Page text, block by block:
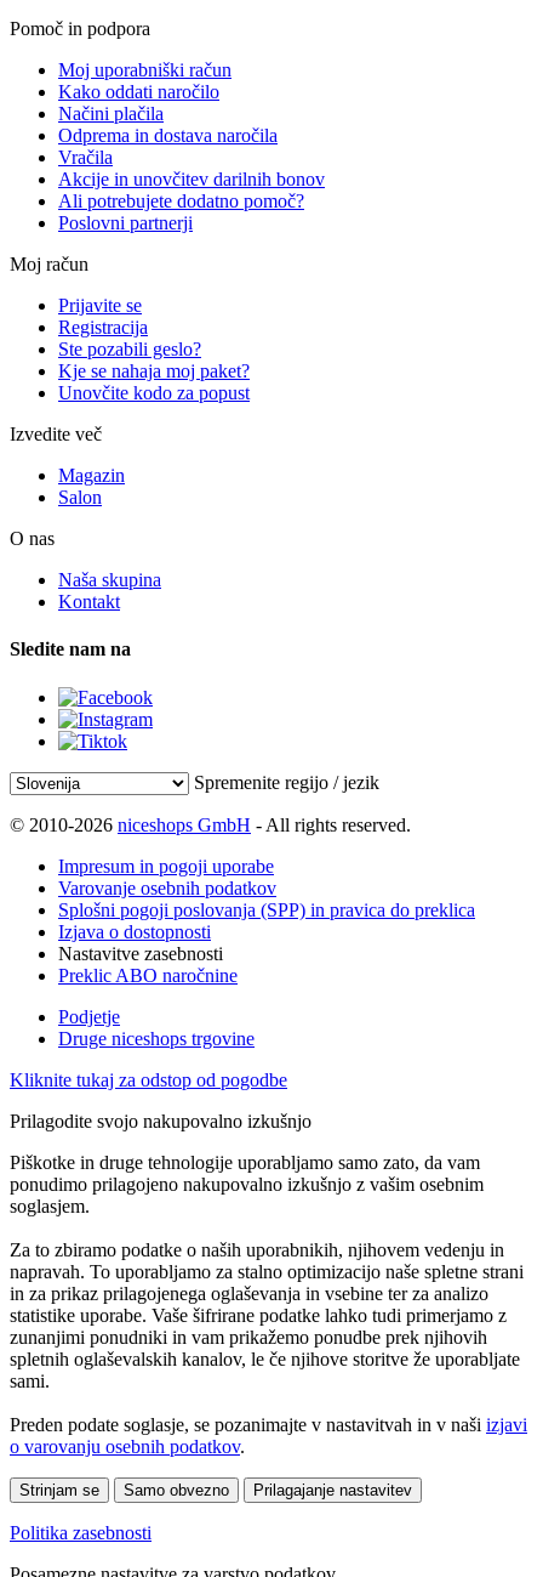
Pomoč in podpora
Moj uporabniški račun
Kako oddati naročilo
Načini plačila
Odprema in dostava naročila
Vračila
Akcije in unovčitev darilnih bonov
Ali potrebujete dodatno pomoč?
Poslovni partnerji
Moj račun
Prijavite se
Registracija
Ste pozabili geslo?
Kje se nahaja moj paket?
Unovčite kodo za popust
Izvedite več
Magazin
Salon
O nas
Naša skupina
Kontakt
Sledite nam na
Spremenite regijo / jezik
© 2010-2026 niceshops GmbH - All rights reserved.
Impresum in pogoji uporabe
Varovanje osebnih podatkov
Splošni pogoji poslovanja (SPP) in pravica do preklica
Izjava o dostopnosti
Nastavitve zasebnosti
Preklic ABO naročnine
Podjetje
Druge niceshops trgovine
Kliknite tukaj za odstop od pogodbe
Prilagodite svojo nakupovalno izkušnjo
Piškotke in druge tehnologije uporabljamo samo zato, da vam
ponudimo prilagojeno nakupovalno izkušnjo z vašim osebnim
soglasjem.
Za to zbiramo podatke o naših uporabnikih, njihovem vedenju in
napravah. To uporabljamo za stalno optimizacijo naše spletne strani
in za prikaz prilagojenega oglaševanja in vsebine ter za analizo
statistike uporabe. Vaše šifrirane podatke lahko tudi primerjamo z
zunanjimi ponudniki in vam prikažemo ponudbe prek njihovih
spletnih oglaševalskih kanalov, le če njihove storitve že uporabljate
sami.
Preden podate soglasje, se pozanimajte v nastavitvah in v naši izjavi
o varovanju osebnih podatkov.
Strinjam se Samo obvezno Prilagajanje nastavitev
Politika zasebnosti